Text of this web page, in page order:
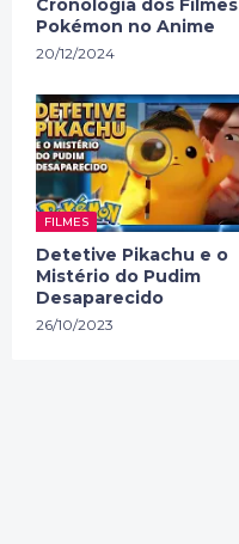
Cronologia dos Filmes
Pokémon no Anime
20/12/2024
FILMES
Detetive Pikachu e o
Mistério do Pudim
Desaparecido
26/10/2023